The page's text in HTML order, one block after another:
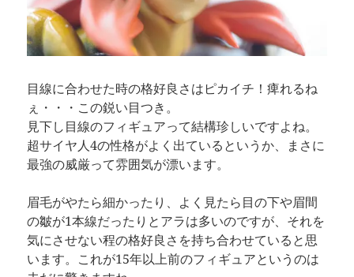
目線に合わせた時の格好良さはピカイチ！痺れるね
ぇ・・・この鋭い目つき。
見下し目線のフィギュアって結構珍しいですよね。
超サイヤ人4の性格がよく出ているというか、まさに
最強の威厳って雰囲気が漂います。
眉毛がやたら細かったり、よく見たら目の下や眉間
の皺が1本線だったりとアラは多いのですが、それを
気にさせない程の格好良さを持ち合わせていると思
います。これが15年以上前のフィギュアというのは